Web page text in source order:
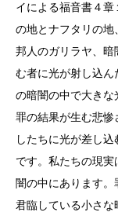
イによる福音書４
の地とナフタリの
邦人のガリラヤ、
む者に光が射し込
の暗闇の中で大きな
罪の結果が生む悲
したちに光が差し
です。私たちの現
闇の中にあります
君臨している小さ